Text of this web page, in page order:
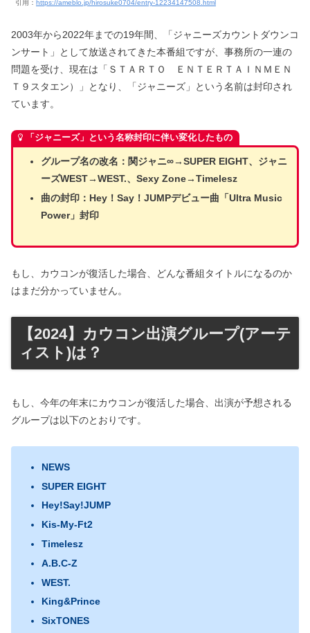
引用： https://ameblo.jp/hirosuke0704/entry-12234147508.html
2003年から2022年までの19年間、「ジャニーズカウントダウンコ
ンサート」として放送されてきた本番組ですが、事務所の一連の
問題を受け、現在は「ＳＴＡＲＴＯ ＥＮＴＥＲＴＡＩＮＭＥＮ
Ｔ９スタエン）」となり、「ジャニーズ」という名前は封印され
ています。
「ジャニーズ」という名称封印に伴い変化したもの
グループ名の改名：関ジャニ∞→SUPER EIGHT、ジャニ
ーズWEST→WEST.、Sexy Zone→Timelesz
曲の封印：Hey！Say！JUMPデビュー曲「Ultra Music
Power」封印
もし、カウコンが復活した場合、どんな番組タイトルになるのか
はまだ分かっていません。
【2024】カウコン出演グループ(アーテ
ィスト)は？
もし、今年の年末にカウコンが復活した場合、出演が予想される
グループは以下のとおりです。
NEWS
SUPER EIGHT
Hey!Say!JUMP
Kis-My-Ft2
Timelesz
A.B.C-Z
WEST.
King&Prince
SixTONES